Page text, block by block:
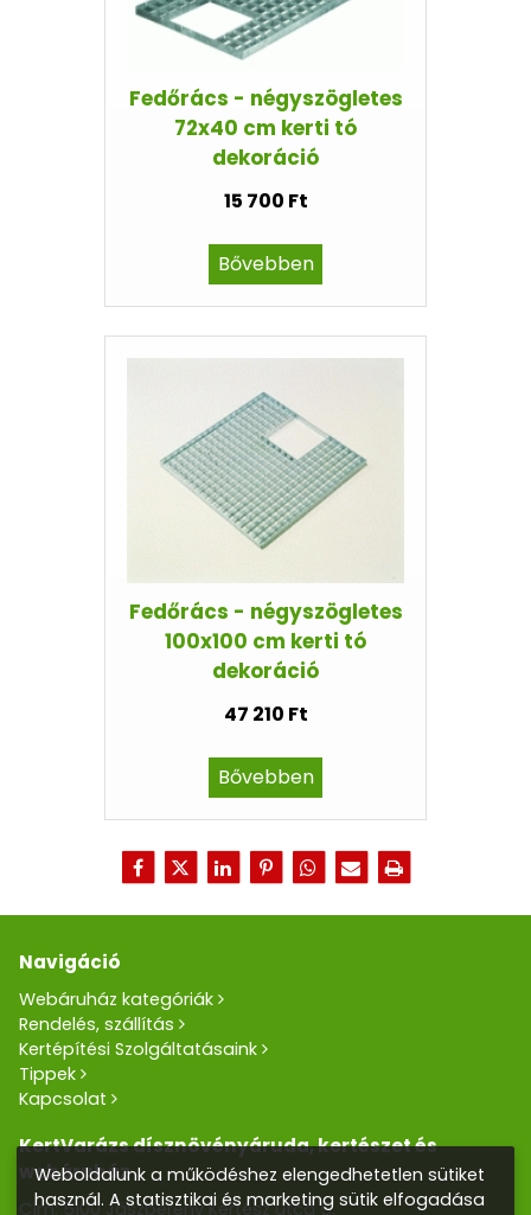
Fedőrács - négyszögletes
72x40 cm kerti tó
dekoráció
15 700 Ft
Bővebben
Fedőrács - négyszögletes
100x100 cm kerti tó
dekoráció
47 210 Ft
Bővebben
Navigáció
Webáruház kategóriák
Rendelés, szállítás
Kertépítési Szolgáltatásaink
Tippek
Kapcsolat
KertVarázs dísznövényáruda, kertészet és
webáruház
Cím: 5100 Jászberény Kertész utca 5.
Weboldalunk a működéshez elengedhetetlen sütiket
használ. A statisztikai és marketing sütik elfogadása